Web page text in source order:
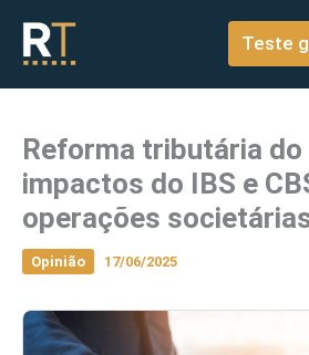
conteúdo
Teste
Reforma tributária do
impactos do IBS e
operações
Opinião 17/06/2025